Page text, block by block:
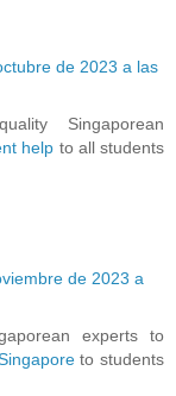
de 2023 a las
Singaporean
help to all students
de 2023 a
experts to
to students